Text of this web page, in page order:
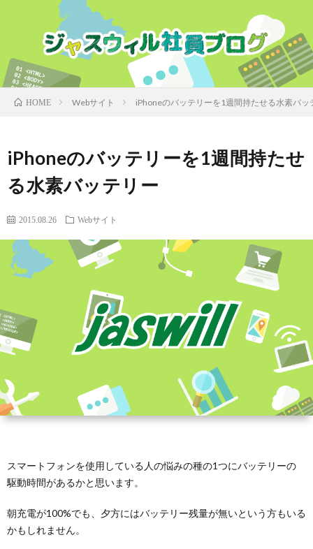
HOME Webサイト iPhoneのバッテリーを1週間持たせる水素バッ
iPhoneのバッテリーを1週間持たせ
る水素バッテリー
2015.08.26 Webサイト
スマートフォンを使用している人の悩みの種の1つにバッテリーの
駆動時間があるかと思います。
朝充電が100%でも、夕方にはバッテリー残量が無いという方もいる
かもしれません。